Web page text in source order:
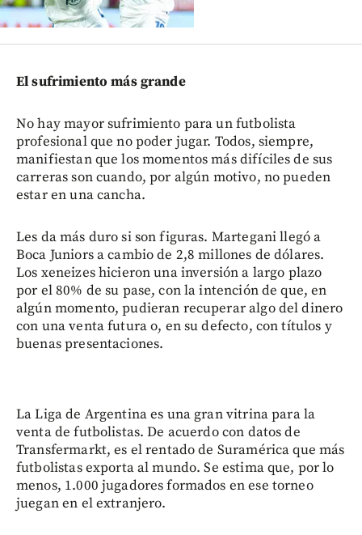
El sufrimiento más grande
No hay mayor sufrimiento para un futbolista
profesional que no poder jugar. Todos, siempre,
manifiestan que los momentos más difíciles de sus
carreras son cuando, por algún motivo, no pueden
estar en una cancha.
Les da más duro si son figuras. Martegani llegó a
Boca Juniors a cambio de 2,8 millones de dólares.
Los xeneizes hicieron una inversión a largo plazo
por el 80% de su pase, con la intención de que, en
algún momento, pudieran recuperar algo del dinero
con una venta futura o, en su defecto, con títulos y
buenas presentaciones.
La Liga de Argentina es una gran vitrina para la
venta de futbolistas. De acuerdo con datos de
Transfermarkt, es el rentado de Suramérica que más
futbolistas exporta al mundo. Se estima que, por lo
menos, 1.000 jugadores formados en ese torneo
juegan en el extranjero.